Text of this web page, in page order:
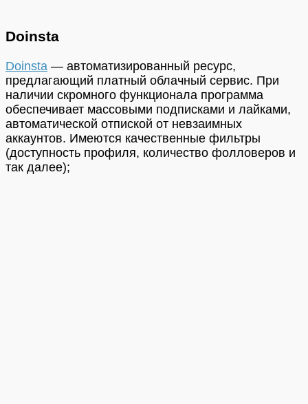
Doinsta
Doinsta — автоматизированный ресурс,
предлагающий платный облачный сервис. При
наличии скромного функционала программа
обеспечивает массовыми подписками и лайками,
автоматической отпиской от невзаимных
аккаунтов. Имеются качественные фильтры
(доступность профиля, количество фолловеров и
так далее);